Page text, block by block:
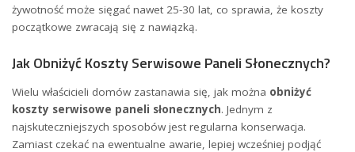
żywotność może sięgać nawet 25-30 lat, ‌co sprawia, ⁢że koszty
początkowe zwracają ⁣się z⁤ nawiązką.
Jak Obniżyć Koszty Serwisowe Paneli Słonecznych?
Wielu właścicieli ⁢domów zastanawia⁤ się, jak​ można obniżyć
koszty‍ serwisowe‍ paneli‌ słonecznych. Jednym z
⁢najskuteczniejszych sposobów jest regularna konserwacja.
Zamiast czekać na ewentualne awarie, lepiej wcześniej⁢ podjąć